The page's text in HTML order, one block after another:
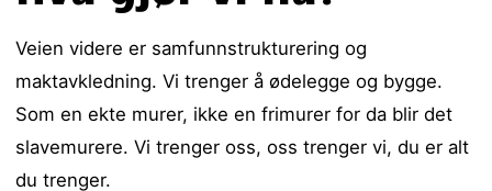
Veien videre er samfunnstrukturering og
maktavkledning. Vi trenger å ødelegge og bygge.
Som en ekte murer, ikke en frimurer for da blir det
slavemurere. Vi trenger oss, oss trenger vi, du er alt
du trenger.